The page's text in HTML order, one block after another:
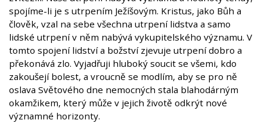
spojíme-li je s utrpením Ježíšovým. Kristus, jako Bůh a
člověk, vzal na sebe všechna utrpení lidstva a samo
lidské utrpení v něm nabývá vykupitelského významu. V
tomto spojení lidství a božství zjevuje utrpení dobro a
překonává zlo. Vyjadřuji hluboký soucit se všemi, kdo
zakoušejí bolest, a vroucně se modlím, aby se pro ně
oslava Světového dne nemocných stala blahodárným
okamžikem, který může v jejich životě odkrýt nové
významné horizonty.